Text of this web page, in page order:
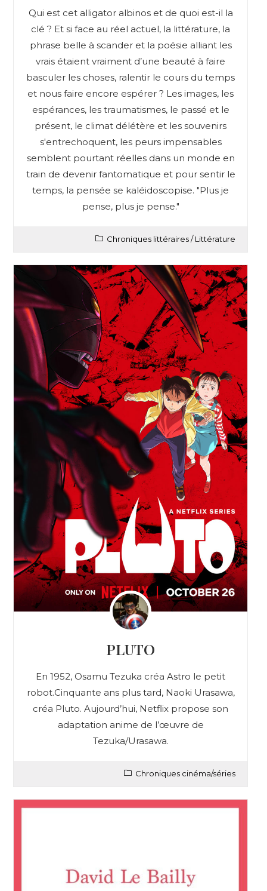
Qui est cet alligator albinos et de quoi est-il la
clé ? Et si face au réel actuel, la littérature, la
phrase belle à scander et la poésie alliant les
vrais étaient vraiment d’une beauté à faire
basculer les choses, ralentir le cours du temps
et nous faire encore espérer ? Les images, les
espérances, les traumatismes, le passé et le
présent, le climat délétère et les souvenirs
s'entrechoquent, les peurs impensables
semblent pourtant réelles dans un monde en
train de devenir fantomatique et pour sentir le
temps, la pensée se kaléidoscopise. "Plus je
pense, plus je pense."
Chroniques littéraires/Littérature
PLUTO
En 1952, Osamu Tezuka créa Astro le petit
robot.Cinquante ans plus tard, Naoki Urasawa,
créa Pluto. Aujourd’hui, Netflix propose son
adaptation anime de l’œuvre de
Tezuka/Urasawa.
Chroniques cinéma/séries